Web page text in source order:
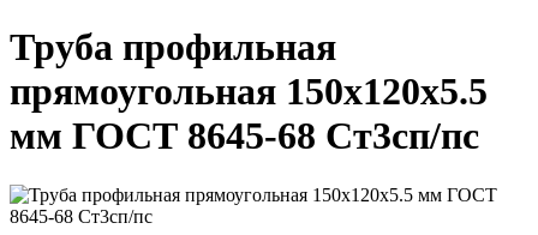
Труба профильная
прямоугольная 150x120x5.5
мм ГОСТ 8645-68 Ст3сп/пс